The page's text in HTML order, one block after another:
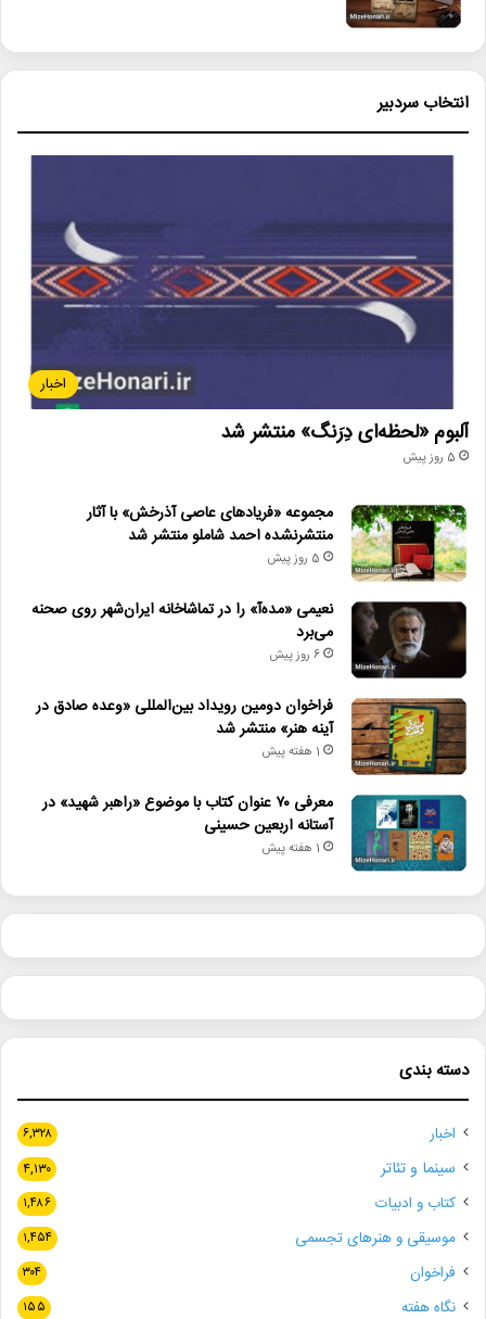
انتخاب سردبیر
اخبار
آلبوم «لحظه‌ای دِرَنگ» منتشر شد
5 روز پیش
مجموعه «فریادهای عاصی آذرخش» با آثار
منتشرنشده احمد شاملو منتشر شد
5 روز پیش
نعیمی «مده‌آ» را در تماشاخانه ایران‌شهر روی صحنه
می‌برد
6 روز پیش
فراخوان دومین رویداد بین‌المللی «وعده صادق در
آینه هنر» منتشر شد
1 هفته پیش
معرفی ۷۰ عنوان کتاب با موضوع «راهبر شهید» در
آستانه اربعین حسینی
1 هفته پیش
دسته بندی
اخبار ۶,۳۲۸
سینما و تئاتر ۴,۱۳۰
کتاب و ادبیات ۱,۴۸۶
موسیقی و هنرهای تجسمی ۱,۴۵۴
فراخوان ۳۰۴
نگاه هفته ۱۵۵